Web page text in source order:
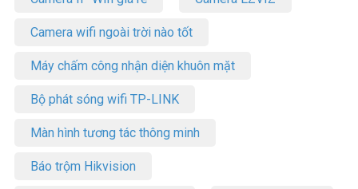
Camera wifi ngoài trời nào tốt
Máy chấm công nhận diện khuôn mặt
Bộ phát sóng wifi TP-LINK
Màn hình tương tác thông minh
Báo trộm Hikvision